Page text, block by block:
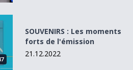
forts de l&#039;émission
SOUVENIRS : Les moments
forts de l'émission
21.12.2022